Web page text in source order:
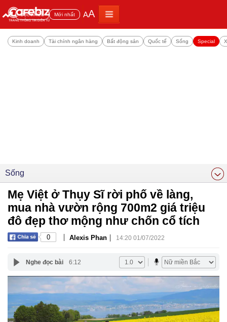
Đọc nhiều Mới nhất AA
Kinh doanh Tài chính ngân hàng Bất động sản Quốc tế Sống Special
Sống
Mẹ Việt ở Thụy Sĩ rời phố về làng,
mua nhà vườn rộng 700m2 giá triệu
đô đẹp thơ mộng như chốn cổ tích
0 | Alexis Phan | 14:20 01/07/2022
Nghe đọc bài 6:12